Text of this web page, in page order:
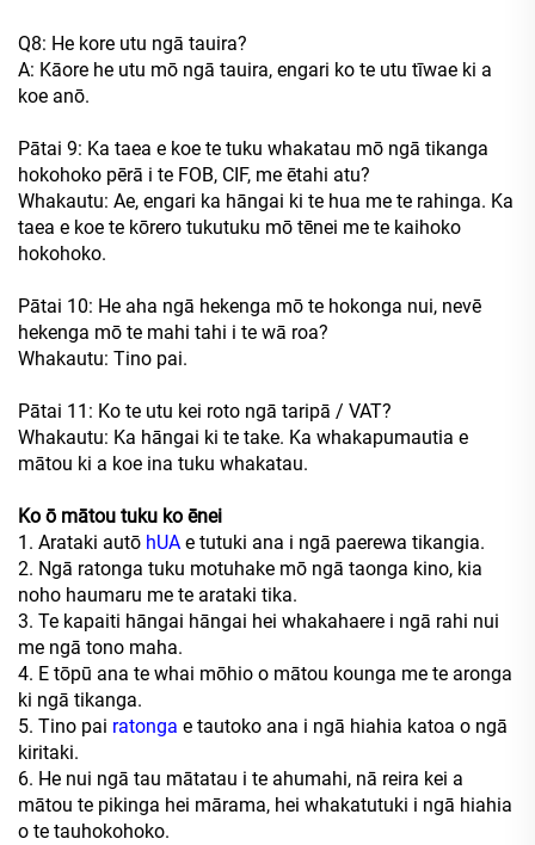
Q8: He kore utu ngā tauira?
A: Kāore he utu mō ngā tauira, engari ko te utu tīwae ki a
koe anō.
Pātai 9: Ka taea e koe te tuku whakatau mō ngā tikanga
hokohoko pērā i te FOB, CIF, me ētahi atu?
Whakautu: Ae, engari ka hāngai ki te hua me te rahinga. Ka
taea e koe te kōrero tukutuku mō tēnei me te kaihoko
hokohoko.
Pātai 10: He aha ngā hekenga mō te hokonga nui, nevē
hekenga mō te mahi tahi i te wā roa?
Whakautu: Tino pai.
Pātai 11: Ko te utu kei roto ngā taripā / VAT?
Whakautu: Ka hāngai ki te take. Ka whakapumautia e
mātou ki a koe ina tuku whakatau.
Ko ō mātou tuku ko ēnei
1. Arataki autō hUA e tutuki ana i ngā paerewa tikangia.
2. Ngā ratonga tuku motuhake mō ngā taonga kino, kia
noho haumaru me te arataki tika.
3. Te kapaiti hāngai hāngai hei whakahaere i ngā rahi nui
me ngā tono maha.
4. E tōpū ana te whai mōhio o mātou kounga me te aronga
ki ngā tikanga.
5. Tino pai ratonga e tautoko ana i ngā hiahia katoa o ngā
kiritaki.
6. He nui ngā tau mātatau i te ahumahi, nā reira kei a
mātou te pikinga hei mārama, hei whakatutuki i ngā hiahia
o te tauhokohoko.